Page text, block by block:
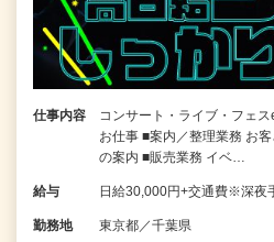
仕事内容
コンサート・ライブ・フェ
お仕事 ■案内／整理業務 お
の案内 ■販売業務 イベ…
給与 日給30,000円+交通費※深夜
勤務地 東京都／千葉県